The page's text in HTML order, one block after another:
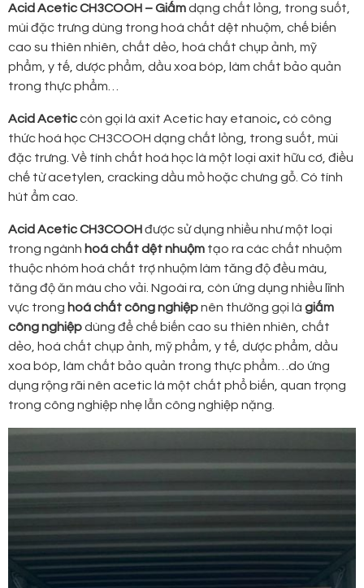
Acid Acetic CH3COOH – Giấmdạng chất lỏng, trong suốt,
mùi đặc trưng dùng trong hoá chất dệt nhuộm, chế biến
cao su thiên nhiên, chất dẻo, hoá chất chụp ảnh, mỹ
phẩm, y tế, dược phẩm, dầu xoa bóp, làm chất bảo quản
trong thực phẩm…
Acid Aceticcòn gọi là axit Acetic hay etanoic,có công
thức hoá học CH3COOH dạng chất lỏng, trong suốt, mùi
đặc trưng. Về tính chất hoá học là một loại axit hữu cơ, điều
chế từ acetylen, cracking dầu mỏ hoặc chưng gỗ. Có tính
hút ẩm cao.
Acid Acetic CH3COOHđược sử dụng nhiều như một loại
trong ngành hoá chất dệt nhuộm tạo ra các chất nhuộm
thuộc nhóm hoá chất trợ nhuộm làm tăng độ đều màu,
tăng độ ăn màu cho vải. Ngoài ra, còn ứng dụng nhiều lĩnh
vực trong hoá chất công nghiệpnên thường gọi là giấm
công nghiệpdùng để chế biến cao su thiên nhiên, chất
dẻo, hoá chất chụp ảnh, mỹ phẩm, y tế, dược phẩm, dầu
xoa bóp, làm chất bảo quản trong thực phẩm…do ứng
dụng rộng rãi nên acetic là một chất phổ biến, quan trọng
trong công nghiệp nhẹ lẫn công nghiệp nặng.